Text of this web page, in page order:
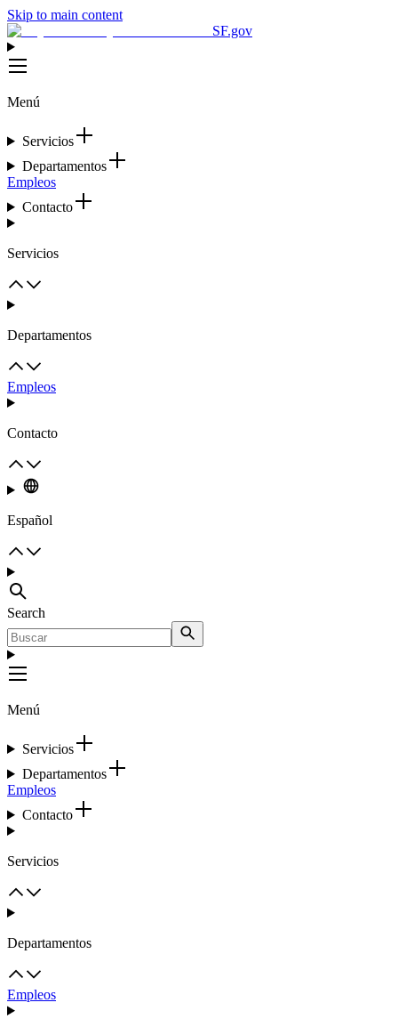
Skip to main content
SF.gov
Menú
Servicios
Departamentos
Empleos
Contacto
Servicios
Departamentos
Empleos
Contacto
Español
Search
Menú
Servicios
Departamentos
Empleos
Contacto
Servicios
Departamentos
Empleos